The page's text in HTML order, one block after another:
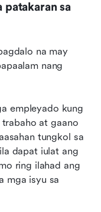
patakaran sa
na may
nang
empleyado kung
trabaho at gaano
tungkol sa
dapat iulat ang
ring ilahad ang
mga isyu sa